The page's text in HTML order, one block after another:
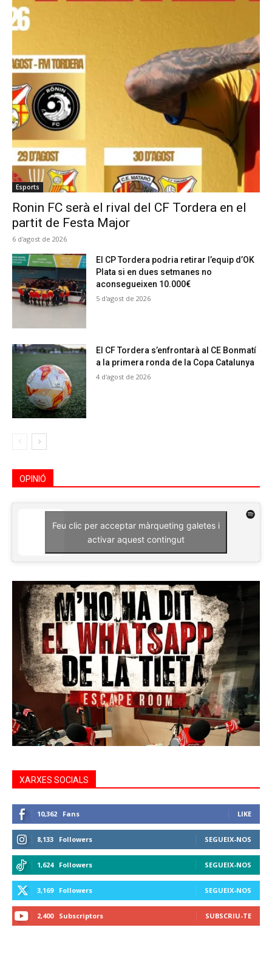
Esports
Ronin FC serà el rival del CF Tordera en el
partit de Festa Major
6 d'agost de 2026
El CP Tordera podria retirar l’equip d’OK
Plata si en dues setmanes no
aconsegueixen 10.000€
5 d'agost de 2026
El CF Tordera s’enfrontarà al CE Bonmatí
a la primera ronda de la Copa Catalunya
4 d'agost de 2026
OPINIÓ
Feu clic per acceptar màrqueting galetes i
activar aquest contingut
XARXES SOCIALS
10,362 Fans LIKE
8,133 Followers SEGUEIX-NOS
1,624 Followers SEGUEIX-NOS
3,169 Followers SEGUEIX-NOS
2,400 Subscriptors SUBSCRIU-TE